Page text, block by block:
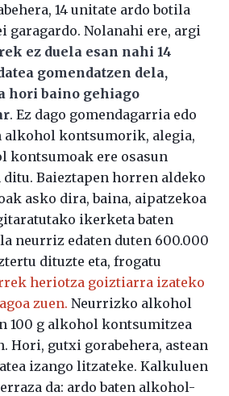
14 unitate ardo botila
garagardo. Nolanahi ere, argi
ez duela esan nahi 14
gomendatzen dela,
hori baino gehiago
. Ez dago gomendagarria edo
alkohol kontsumorik, alegia,
kontsumoak ere osasun
Baieztapen horren aldeko
asko dira, baina, aipatzekoa
ikerketa baten
neurriz edaten duten 600.000
dituzte eta, frogatu
heriotza goiztiarra izateko
zuen. Neurrizko alkohol
100 g alkohol kontsumitzea
Hori, gutxi gorabehera, astean
izango litzateke. Kalkuluen
da: ardo baten alkohol-